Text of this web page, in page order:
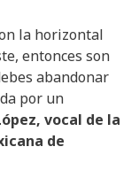
la horizontal
entonces son
abandonar
por un
vocal de la
de